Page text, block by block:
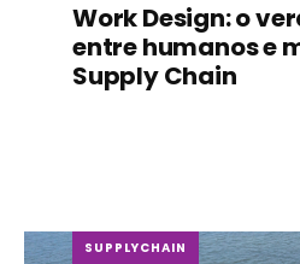
Work Design: o
entre humanos e
Supply Chain
SUPPLYCHAIN